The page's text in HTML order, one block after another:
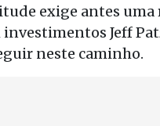
exige antes uma
Jeff
neste caminho.